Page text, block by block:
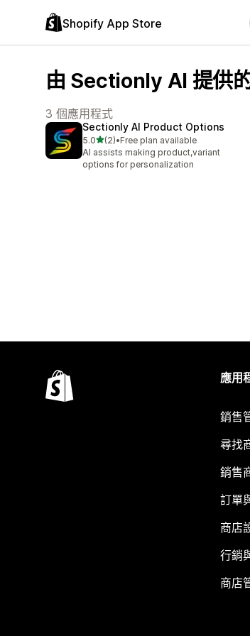
Shopify App Store
由 Sectionly AI 提供
3 個應用程式
Sectionly AI Product Options
5.0滿分 5 顆星
(2)
共有 2 則評價
•Free plan available
AI assists making product,variant
options for personalization
應用
銷售
尋找
銷售
訂單
商店
行銷
商店